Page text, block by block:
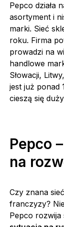
Pepco działa
asortyment i
marki. Sieć
roku. Firma
prowadzi na
handlowe
Słowacji,
jest już ponad
cieszą się
Pepco
na
Czy znana
franczyzy?
Pepco rozwija